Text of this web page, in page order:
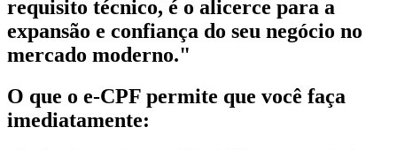
requisito técnico, é o alicerce para a
expansão e confiança do seu negócio no
mercado moderno."
O que o e-CPF permite que você faça
imediatamente: